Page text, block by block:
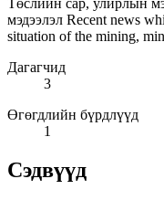
Төслийн сар, улирлын
мэдээлэл Recent news
situation of the mining,
Дагагчид
3
Өгөгдлийн бүрдлүүд
1
Сэдвүүд